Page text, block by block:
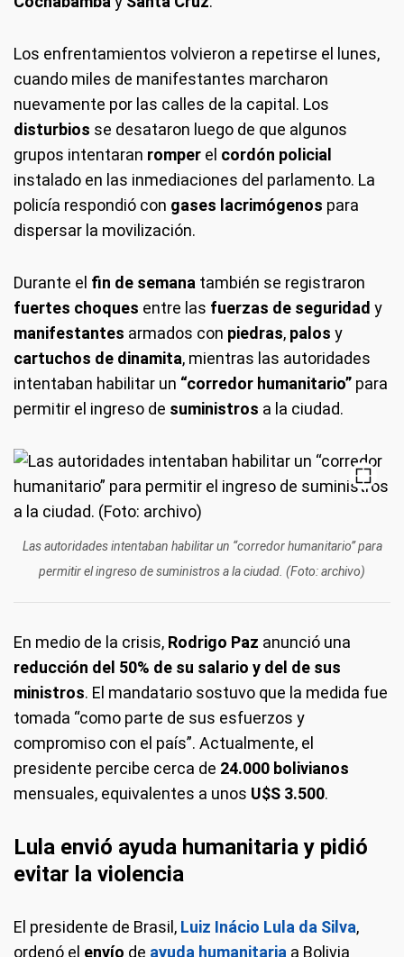
Los enfrentamientos volvieron a repetirse el lunes,
cuando miles de manifestantes marcharon
nuevamente por las calles de la capital. Los
disturbios se desataron luego de que algunos
grupos intentaran romper el cordón policial
instalado en las inmediaciones del parlamento. La
policía respondió con gases lacrimógenos para
dispersar la movilización.
Durante el fin de semana también se registraron
fuertes choques entre las fuerzas de seguridad y
manifestantes armados con piedras, palos y
cartuchos de dinamita, mientras las autoridades
intentaban habilitar un “corredor humanitario” para
permitir el ingreso de suministros a la ciudad.
Las autoridades intentaban habilitar un “corredor humanitario” para
permitir el ingreso de suministros a la ciudad. (Foto: archivo)
En medio de la crisis, Rodrigo Paz anunció una
reducción del 50% de su salario y del de sus
ministros. El mandatario sostuvo que la medida fue
tomada “como parte de sus esfuerzos y
compromiso con el país”. Actualmente, el
presidente percibe cerca de 24.000 bolivianos
mensuales, equivalentes a unos U$S 3.500.
Lula envió ayuda humanitaria y pidió
evitar la violencia
El presidente de Brasil, Luiz Inácio Lula da Silva,
ordenó el envío de ayuda humanitaria a Bolivia